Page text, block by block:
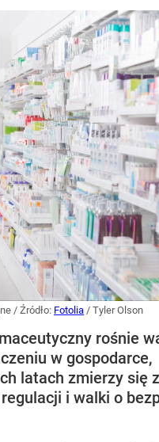
/ Źródło: Fotolia / Tyler Olson
rośnie
w gospodarce,
latach zmierzy się
i walki o